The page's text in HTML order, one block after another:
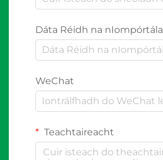
Dáta Réidh na nIompórtála
WeChat
Teachtaireacht